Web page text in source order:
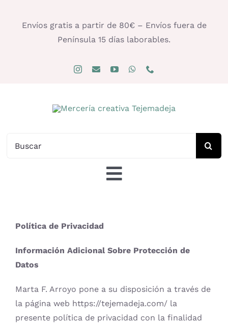
Envíos gratis a partir de 80€ – Envíos fuera de
Península 15 días laborables.
Toggle
Agujas y accesorios
Política de Privacidad
Información Adicional Sobre Protección de
Datos
Marta F. Arroyo pone a su disposición a través de
la página web https://tejemadeja.com/ la
presente política de privacidad con la finalidad